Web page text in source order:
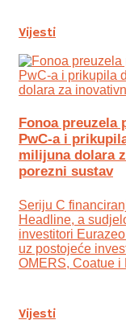
Vijesti
Fonoa preuzela
PwC-a i
milijuna dolara
porezni sustav
Seriju C
Headline, a
investitori
uz postojeće
OMERS, Coatue i
Vijesti